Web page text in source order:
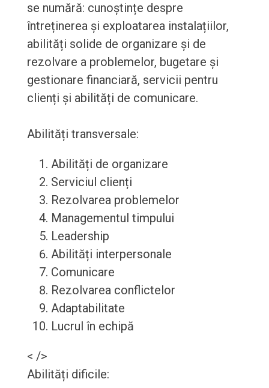
se numără: cunoștințe despre
întreținerea și exploatarea instalațiilor,
abilități solide de organizare și de
rezolvare a problemelor, bugetare și
gestionare financiară, servicii pentru
clienți și abilități de comunicare.
Abilități transversale:
Abilități de organizare
Serviciul clienți
Rezolvarea problemelor
Managementul timpului
Leadership
Abilități interpersonale
Comunicare
Rezolvarea conflictelor
Adaptabilitate
Lucrul în echipă
< />
Abilități dificile: